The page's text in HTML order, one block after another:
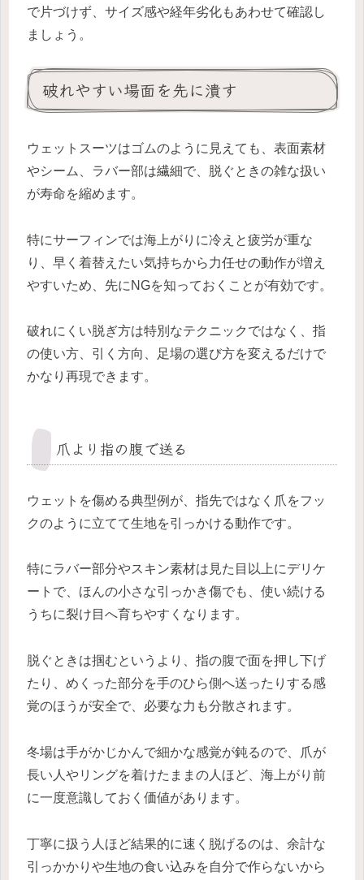
で片づけず、サイズ感や経年劣化もあわせて確認し
ましょう。
破れやすい場面を先に潰す
ウェットスーツはゴムのように見えても、表面素材
やシーム、ラバー部は繊細で、脱ぐときの雑な扱い
が寿命を縮めます。
特にサーフィンでは海上がりに冷えと疲労が重な
り、早く着替えたい気持ちから力任せの動作が増え
やすいため、先にNGを知っておくことが有効です。
破れにくい脱ぎ方は特別なテクニックではなく、指
の使い方、引く方向、足場の選び方を変えるだけで
かなり再現できます。
爪より指の腹で送る
ウェットを傷める典型例が、指先ではなく爪をフッ
クのように立てて生地を引っかける動作です。
特にラバー部分やスキン素材は見た目以上にデリケ
ートで、ほんの小さな引っかき傷でも、使い続ける
うちに裂け目へ育ちやすくなります。
脱ぐときは掴むというより、指の腹で面を押し下げ
たり、めくった部分を手のひら側へ送ったりする感
覚のほうが安全で、必要な力も分散されます。
冬場は手がかじかんで細かな感覚が鈍るので、爪が
長い人やリングを着けたままの人ほど、海上がり前
に一度意識しておく価値があります。
丁寧に扱う人ほど結果的に速く脱げるのは、余計な
引っかかりや生地の食い込みを自分で作らないから